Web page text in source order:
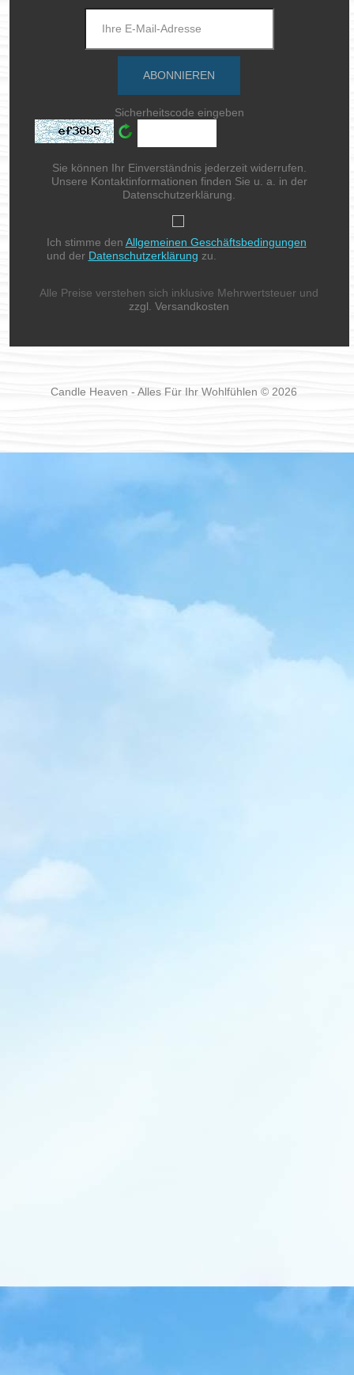
Sicherheitscode eingeben
Sie können Ihr Einverständnis jederzeit widerrufen.
Unsere Kontaktinformationen finden Sie u. a. in der
Datenschutzerklärung.
Ich stimme den Allgemeinen Geschäftsbedingungen
und der Datenschutzerklärung zu.
Alle Preise verstehen sich inklusive Mehrwertsteuer und
zzgl. Versandkosten
Candle Heaven - Alles Für Ihr Wohlfühlen © 2026